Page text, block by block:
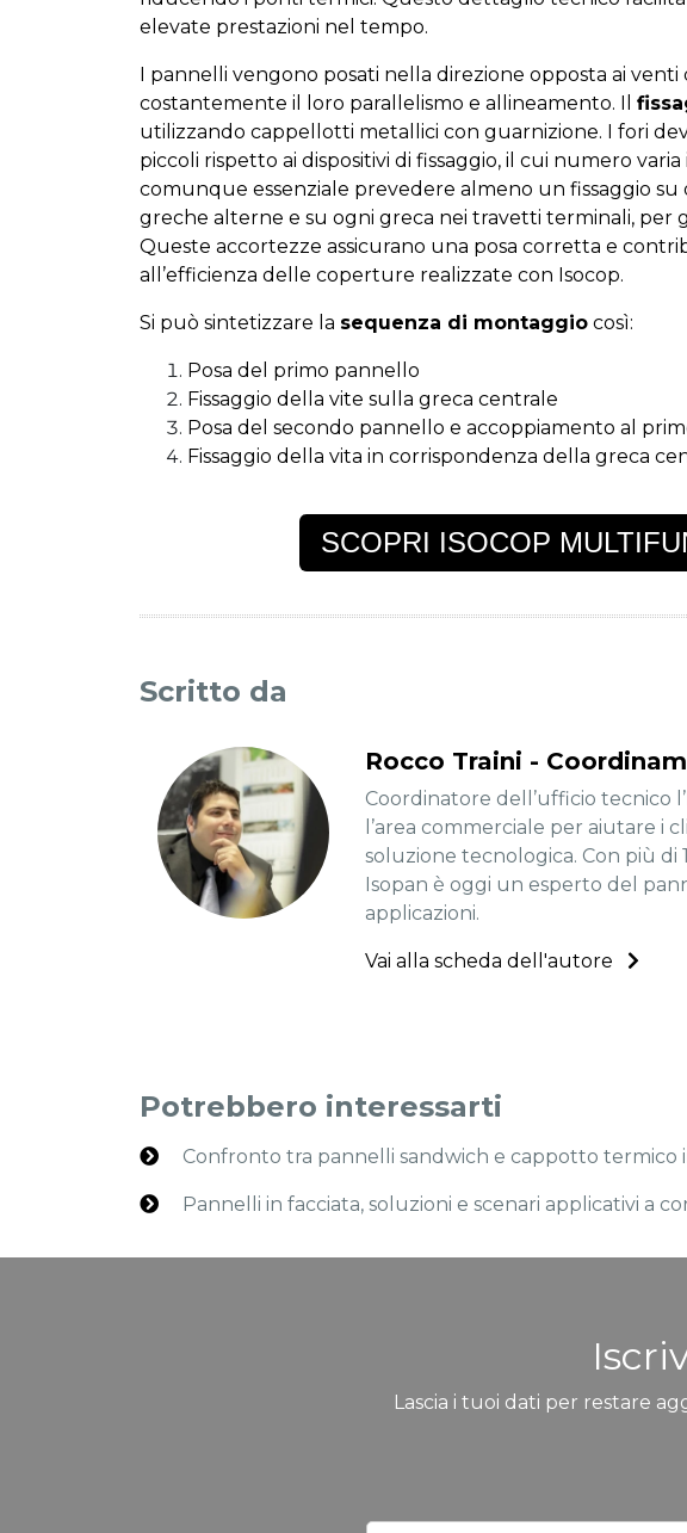
elevate prestazioni nel tempo.
I pannelli vengono posati nella direzione opposta ai venti
costantemente il loro parallelismo e allineamento. Il
utilizzando cappellotti metallici con guarnizione. I fori
piccoli rispetto ai dispositivi di fissaggio, il cui numero
comunque essenziale prevedere almeno un fissaggio
greche alterne e su ogni greca nei travetti terminali, per
Queste accortezze assicurano una posa corretta e
all’efficienza delle coperture realizzate con Isocop.
Si può sintetizzare la sequenza di montaggio così:
Posa del primo pannello
Fissaggio della vite sulla greca centrale
Posa del secondo pannello e accoppiamento al
Fissaggio della vita in corrispondenza della greca
SCOPRI ISOCOP
Scritto da
Rocco Traini -
Coordinatore dell’ufficio tecnico
l’area commerciale per aiutare i
soluzione tecnologica. Con più di
Isopan è oggi un esperto del
applicazioni.
Vai alla scheda dell'autore
Potrebbero interessarti
Confronto tra pannelli sandwich e cappotto termico
Pannelli in facciata, soluzioni e scenari applicativi a
Lascia i tuoi dati per restare